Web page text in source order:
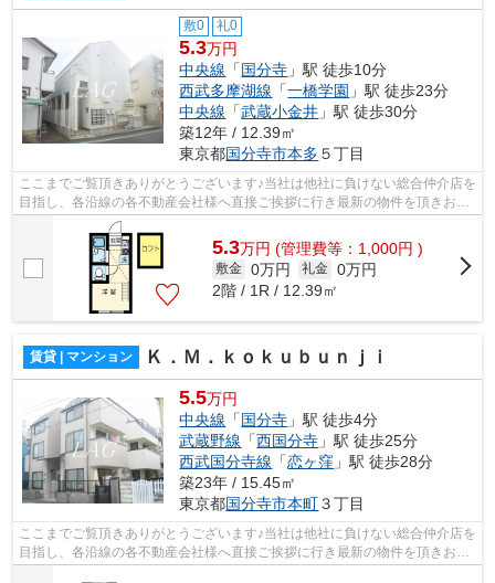
敷0 礼0
5.3万円
中央線 「国分寺 」駅 徒歩10分
西武多摩湖線 「一橋学園 」駅 徒歩23分
中央線 「武蔵小金井 」駅 徒歩30分
築12年 / 12.39㎡
東京都国分寺市本多 ５丁目
ここまでご覧頂きありがとうございます♪当社は他社に負けない総合仲介店を
目指し、各沿線の各不動産会社様へ直接ご挨拶に行き最新の物件を頂きお客
様へ提供しております！最新の情報は...
5.3万円 (管理費等：1,000円 )
敷金 0万円 礼金 0万円
2階 / 1R / 12.39㎡
賃貸 | マンション Ｋ．Ｍ．ｋｏｋｕｂｕｎｊｉ
5.5万円
中央線 「国分寺 」駅 徒歩4分
武蔵野線 「西国分寺 」駅 徒歩25分
西武国分寺線 「恋ヶ窪 」駅 徒歩28分
築23年 / 15.45㎡
東京都国分寺市本町３丁目
ここまでご覧頂きありがとうございます♪当社は他社に負けない総合仲介店を
目指し、各沿線の各不動産会社様へ直接ご挨拶に行き最新の物件を頂きお客